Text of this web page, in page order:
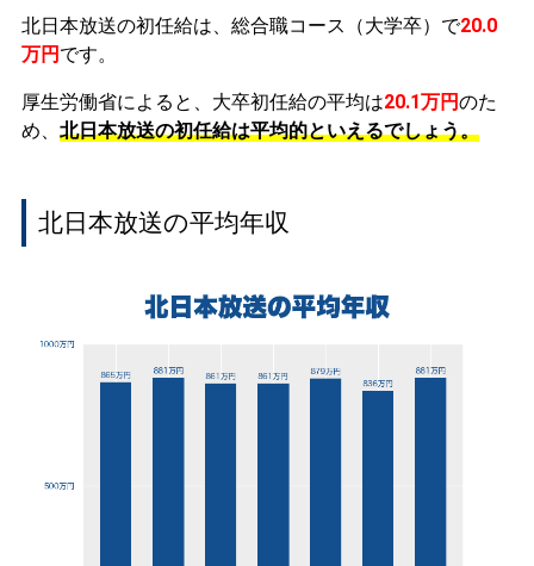
北日本放送の初任給は、総合職コース（大学卒）で20.0
万円 です。
厚生労働省によると、大卒初任給の平均は20.1万円のた
め、 北日本放送の初任給は平均的といえるでしょう。
北日本放送の平均年収